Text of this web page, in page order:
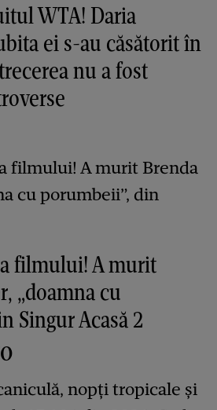
WTA! Daria
ei s-au căsătorit în
nu a fost
filmului! A murit
„doamna cu
Singur Acasă 2